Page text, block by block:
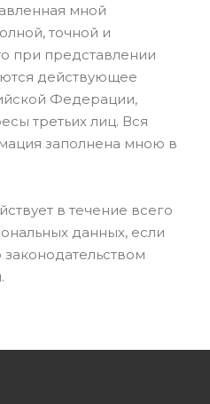
мной
точной и
при представлении
действующее
Федерации,
третьих лиц. Вся
заполнена мною в
в течение всего
данных, если